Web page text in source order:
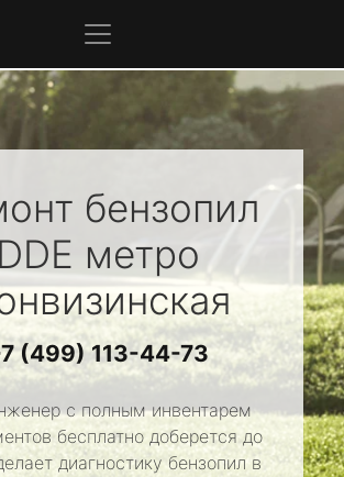
бензопил
DDE метро
(499) 113-44-73
с полным инвентарем
бесплатно доберется до
диагностику бензопил в